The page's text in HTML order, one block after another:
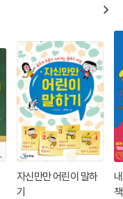
자신만만 어린이 말하
기
책